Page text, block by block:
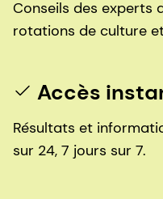
Conseils des experts
rotations de culture
Accès
Résultats et
sur 24, 7 jours sur 7.